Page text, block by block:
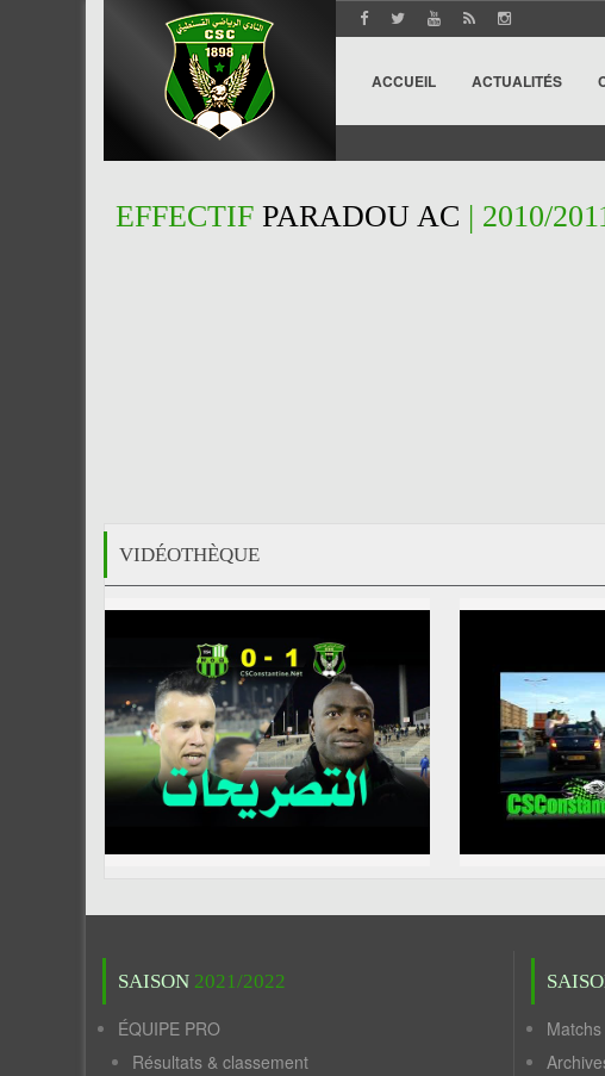
ACCUEIL ACTUALITÉS
EFFECTIF PARADOU AC | 2010/
VIDÉOTHÈQUE
SAISON 2021/2022
ÉQUIPE PRO
Résultats & classement